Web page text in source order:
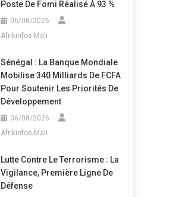
Poste De Fomi Réalisé À 93 %
06/08/2026
Afrikinfos-Mali
Sénégal : La Banque Mondiale
Mobilise 340 Milliards De FCFA
Pour Soutenir Les Priorités De
Développement
06/08/2026
Afrikinfos-Mali
Lutte Contre Le Terrorisme : La
Vigilance, Première Ligne De
Défense